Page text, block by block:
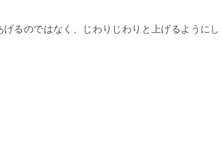
るのではなく、じわりじわりと上げるようにし